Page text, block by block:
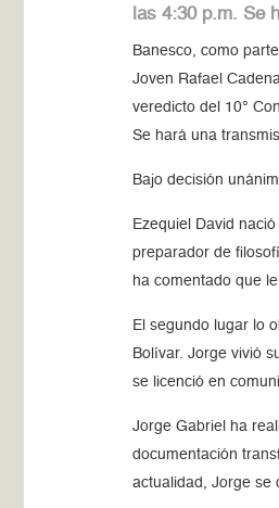
las 4:30 p.m. Se
Banesco, como
Joven Rafael
veredicto del 10°
Se hará una
Bajo decisión
Ezequiel David
preparador de
ha comentado que
El segundo lugar lo
Bolívar. Jorge vivió
se licenció en
Jorge Gabriel ha
documentación
actualidad, Jorge se